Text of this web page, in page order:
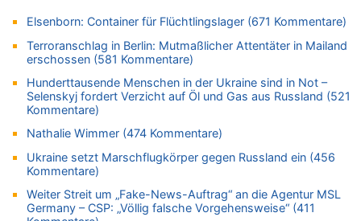
Zweite Hitzewelle in diesem Sommer ist jetzt amtlich
06.08.2026 - 12:08 von Medium zu
Frau hörte Stimmen aus Haus des verstorbenen Nachbarn
06.08.2026 - 11:52 von Hubert F. zu
Zweite Hitzewelle in diesem Sommer ist jetzt amtlich
Zweite Hitzewelle in diesem Sommer ist jetzt amtlich
06.08.2026 - 11:42 von Willi Müller zu
Eschweiler: 16-Jähriger soll seine Oma ermordet haben
06.08.2026 - 11:35 von ne Hondsjong zu
Elsenborn: Container für Flüchtlingslager (671 Kommentare)
Terroranschlag in Berlin: Mutmaßlicher Attentäter in Mailand
erschossen (581 Kommentare)
Hunderttausende Menschen in der Ukraine sind in Not –
Selenskyj fordert Verzicht auf Öl und Gas aus Russland (521
Kommentare)
Nathalie Wimmer (474 Kommentare)
Ukraine setzt Marschflugkörper gegen Russland ein (456
Kommentare)
Weiter Streit um „Fake-News-Auftrag“ an die Agentur MSL
Germany – CSP: „Völlig falsche Vorgehensweise“ (411